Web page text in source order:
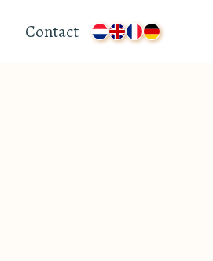
Contact